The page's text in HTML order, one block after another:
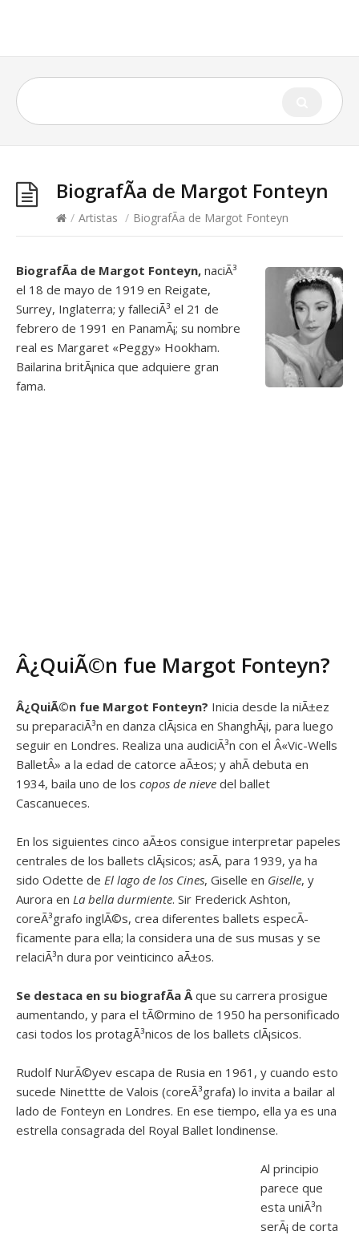
BiografÃ­a de Margot Fonteyn
/ Artistas / BiografÃ­a de Margot Fonteyn
BiografÃ­a de Margot Fonteyn, naciÃ³
el 18 de mayo de 1919 en Reigate,
Surrey, Inglaterra; y falleciÃ³ el 21 de
febrero de 1991 en PanamÃ¡; su nombre
real es Margaret «Peggy» Hookham.
Bailarina britÃ¡nica que adquiere gran
fama.
Â¿QuiÃ©n fue Margot Fonteyn?
Â¿QuiÃ©n fue Margot Fonteyn? Inicia desde la niÃ±ez
su preparaciÃ³n en danza clÃ¡sica en ShanghÃ¡i, para luego
seguir en Londres. Realiza una audiciÃ³n con el Â«Vic-Wells
BalletÂ» a la edad de catorce aÃ±os; y ahÃ­ debuta en
1934, baila uno de los copos de nieve del ballet
Cascanueces.
En los siguientes cinco aÃ±os consigue interpretar papeles
centrales de los ballets clÃ¡sicos; asÃ­, para 1939, ya ha
sido Odette de El lago de los Cines, Giselle en Giselle, y
Aurora en La bella durmiente. Sir Frederick Ashton,
coreÃ³grafo inglÃ©s, crea diferentes ballets especÃ­
ficamente para ella; la considera una de sus musas y se
relaciÃ³n dura por veinticinco aÃ±os.
Se destaca en su biografÃ­a Âque su carrera prosigue
aumentando, y para el tÃ©rmino de 1950 ha personificado
casi todos los protagÃ³nicos de los ballets clÃ¡sicos.
Rudolf NurÃ©yev escapa de Rusia en 1961, y cuando esto
sucede Ninettte de Valois (coreÃ³grafa) lo invita a bailar al
lado de Fonteyn en Londres. En ese tiempo, ella ya es una
estrella consagrada del Royal Ballet londinense.
Al principio
parece que
esta uniÃ³n
serÃ¡ de corta